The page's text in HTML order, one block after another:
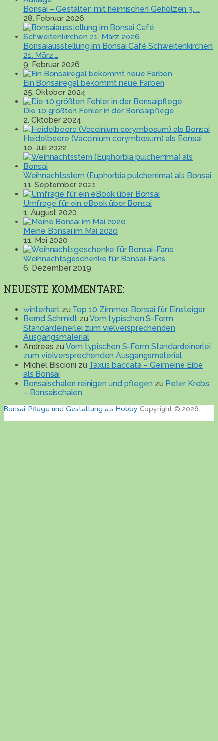
Bonsai – Gestalten mit heimischen Gehölzen 3. …
28. Februar 2026
Bonsaiausstellung im Bonsai Café Schweitenkirchen
21. März …
9. Februar 2026
Ein Bonsairegal bekommt neue Farben
25. Oktober 2024
Die 10 größten Fehler in der Bonsaipflege
2. Oktober 2024
Heidelbeere (Vaccinium corymbosum) als Bonsai
10. Juli 2022
Weihnachtsstern (Euphorbia pulcherrima) als Bonsai
11. September 2021
Umfrage für ein eBook über Bonsai
1. August 2020
Meine Bonsai im Mai 2020
11. Mai 2020
Weihnachtsgeschenke für Bonsai-Fans
6. Dezember 2019
NEUESTE KOMMENTARE:
winterhart zu Top 10 Zimmer-Bonsai für Einsteiger
Bernd Schmidt zu Vom typischen S-Form
Standardeinerlei zum vielversprechenden
Ausgangsmaterial
Andreas zu Vom typischen S-Form Standardeinerlei
zum vielversprechenden Ausgangsmaterial
Michel Biscioni zu Taxus baccata – Geimeine Eibe
als Bonsai
Bonsaischalen reinigen und pflegen zu Peter Krebs
– Bonsaischalen
Bonsai-Pflege und Gestaltung als Hobby Copyright © 2026.